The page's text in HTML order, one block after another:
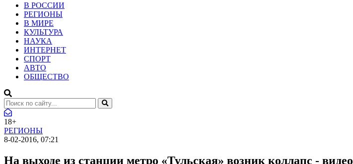
В РОССИИ
РЕГИОНЫ
В МИРЕ
КУЛЬТУРА
НАУКА
ИНТЕРНЕТ
СПОРТ
АВТО
ОБЩЕСТВО
18+
РЕГИОНЫ
8-02-2016, 07:21
На выходе из станции метро «Тульская» возник коллапс - видео